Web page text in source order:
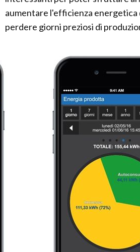
aumentare l'efficienza energetica
perdere giorni preziosi di